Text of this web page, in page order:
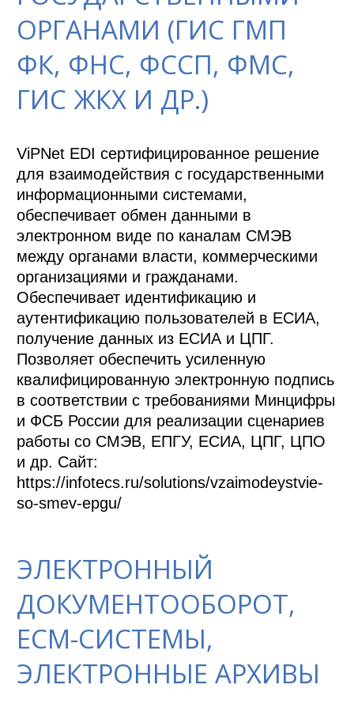
ОРГАНАМИ (ГИС ГМП
ФК, ФНС, ФССП, ФМС,
ГИС ЖКХ И ДР.)
ViPNet EDI сертифицированное решение
для взаимодействия с государственными
информационными системами,
обеспечивает обмен данными в
электронном виде по каналам СМЭВ
между органами власти, коммерческими
организациями и гражданами.
Обеспечивает идентификацию и
аутентификацию пользователей в ЕСИА,
получение данных из ЕСИА и ЦПГ.
Позволяет обеспечить усиленную
квалифицированную электронную подпись
в соответствии с требованиями Минцифры
и ФСБ России для реализации сценариев
работы со СМЭВ, ЕПГУ, ЕСИА, ЦПГ, ЦПО
и др. Сайт:
https://infotecs.ru/solutions/vzaimodeystvie-
so-smev-epgu/
ЭЛЕКТРОННЫЙ
ДОКУМЕНТООБОРОТ,
ECM-СИСТЕМЫ,
ЭЛЕКТРОННЫЕ АРХИВЫ